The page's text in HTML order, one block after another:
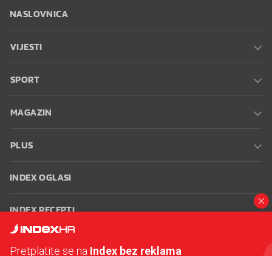
NASLOVNICA
VIJESTI
SPORT
MAGAZIN
PLUS
INDEX OGLASI
INDEX RECEPTI
Pretplatite se na Index bez reklama